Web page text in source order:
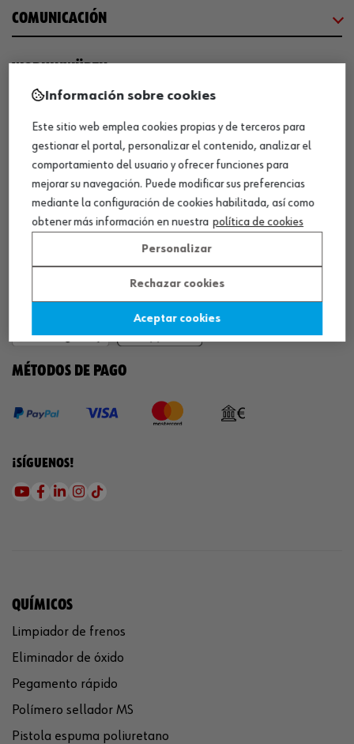
COMUNICACIÓN
NUESTROS CERTIFICADOS
¡WÜRTH EMPRESA SOLIDARIA!
¡DESCARGA NUESTRA APP!
MÉTODOS DE PAGO
¡SÍGUENOS!
QUÍMICOS
Limpiador de frenos
Eliminador de óxido
Pegamento rápido
Polímero sellador MS
Pistola espuma poliuretano
Información sobre cookies
Este sitio web emplea cookies propias y de terceros para
gestionar el portal, personalizar el contenido, analizar el
comportamiento del usuario y ofrecer funciones para
mejorar su navegación. Puede modificar sus preferencias
mediante la configuración de cookies habilitada, así como
obtener más información en nuestra política de cookies
Personalizar
Rechazar cookies
Aceptar cookies